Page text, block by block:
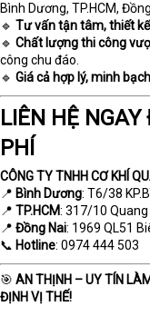
Bình Dương, TP.HCM,
🔹 Tư vấn tận tâm, thiết
🔹 Chất lượng thi công
công chu đáo.
🔹 Giá cả hợp lý, minh bạch
LIÊN HỆ
PHÍ
CÔNG TY TNHH CƠ KHÍ
📍 Bình Dương: T6/38
📍 TP.HCM: 317/10 Quang
📍 Đồng Nai: 1969 QL51
📞 Hotline: 0974 444 503
🎯 AN THỊNH – UY TÍN
ĐỊNH VỊ THẾ!